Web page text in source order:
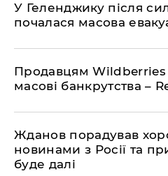
У Геленджику після
почалася масова
Продавцям Wildberries
масові банкрутства –
Жданов порадував
новинами з Росії та
буде далі